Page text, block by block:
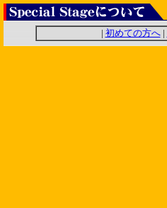
| 初めての方へ|